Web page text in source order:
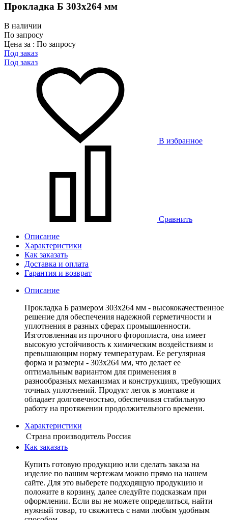
Прокладка Б 303х264 мм
В наличии
По запросу
Цена за : По запросу
Под заказ
Под заказ
В избранное
Сравнить
Описание
Характеристики
Как заказать
Доставка и оплата
Гарантия и возврат
Описание
Прокладка Б размером 303х264 мм - высококачественное
решение для обеспечения надежной герметичности и
уплотнения в разных сферах промышленности.
Изготовленная из прочного фторопласта, она имеет
высокую устойчивость к химическим воздействиям и
превышающим норму температурам. Ее регулярная
форма и размеры - 303х264 мм, что делает ее
оптимальным вариантом для применения в
разнообразных механизмах и конструкциях, требующих
точных уплотнений. Продукт легок в монтаже и
обладает долговечностью, обеспечивая стабильную
работу на протяжении продолжительного времени.
Характеристики
Страна производитель Россия
Как заказать
Купить готовую продукцию или сделать заказа на
изделие по вашим чертежам можно прямо на нашем
сайте. Для это выберете подходящую продукцию и
положите в корзину, далее следуйте подсказкам при
оформлении. Если вы не можете определиться, найти
нужный товар, то свяжитесь с нами любым удобным